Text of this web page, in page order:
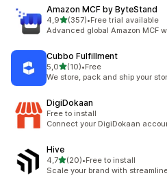
Amazon MCF by ByteStand
4,9/ 5 tähteä
(357)
357 arvostelua yhteensä
•Free trial available
Advanced global Amazon MCF
Cubbo Fulfillment
5,0/ 5 tähteä
(10)
10 arvostelua yhteensä
•Free
We store, pack and ship your
DigiDokaan
Free to install
Connect your DigiDokaan
Hive
4,7/ 5 tähteä
(20)
20 arvostelua yhteensä
•Free to install
Scale your brand with